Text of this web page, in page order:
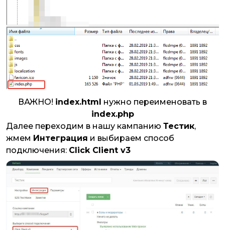
ВАЖНО! index.html нужно переименовать в
index.php
Далее переходим в нашу кампанию Тестик,
жмем Интеграция и выбираем способ
подключения: Click Client v3